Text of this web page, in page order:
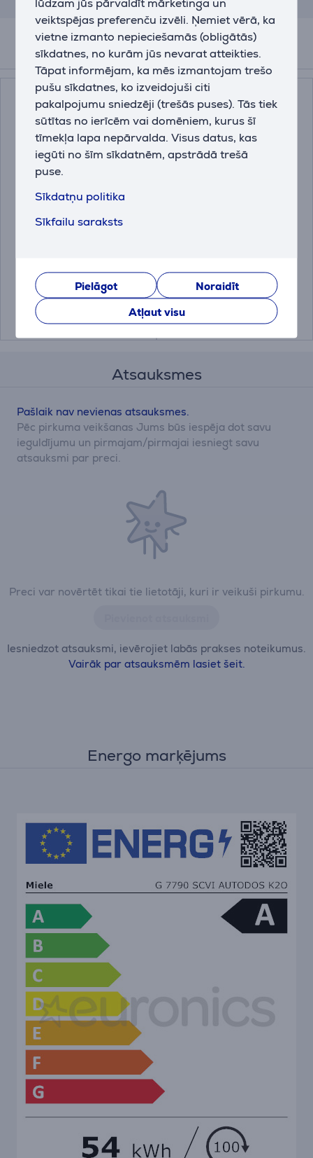
veiktspējas preferenču izvēli. Ņemiet vērā, ka
vietne izmanto nepieciešamās (obligātās)
sīkdatnes, no kurām jūs nevarat atteikties.
Tāpat informējam, ka mēs izmantojam trešo
pušu sīkdatnes, ko izveidojuši citi
pakalpojumu sniedzēji (trešās puses). Tās tiek
sūtītas no ierīcēm vai domēniem, kurus šī
tīmekļa lapa nepārvalda. Visus datus, kas
iegūti no šīm sīkdatnēm, apstrādā trešā
puse.
Sīkdatņu politika
Sīkfailu saraksts
Pielāgot
Noraidīt
Atļaut visu
Papildus aksesuāri
- Kopšanas līdzeklis
Cena:
13.99 €
Cena:
13.99 €
Atsauksmes
Preci var novērtēt tikai tie lietotāji, kuri ir veikuši pirkumu.
Iesniedzot atsauksmi, ievērojiet labās prakses noteikumus.
Vairāk par atsauksmēm lasiet šeit.
Pašlaik nav nevienas atsauksmes.
Pēc pirkuma veikšanas Jums būs iespēja dot savu
ieguldījumu un pirmajam/pirmajai iesniegt savu
atsauksmi par preci.
Energo marķējums